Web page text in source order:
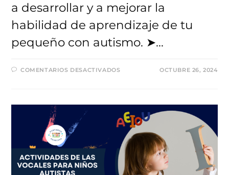
a desarrollar y a mejorar la
habilidad de aprendizaje de tu
pequeño con autismo. ➤…
COMENTARIOS DESACTIVADOSEN
NIÑOS
AUTISMO
PARA
IMPRIMIR
OCTUBRE 26, 2024